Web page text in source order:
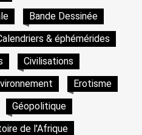
Bande Dessinée
& éphémérides
Civilisations
Erotisme
Géopolitique
de l'Afrique